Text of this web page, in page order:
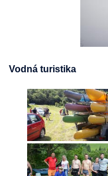
Vodná turistika